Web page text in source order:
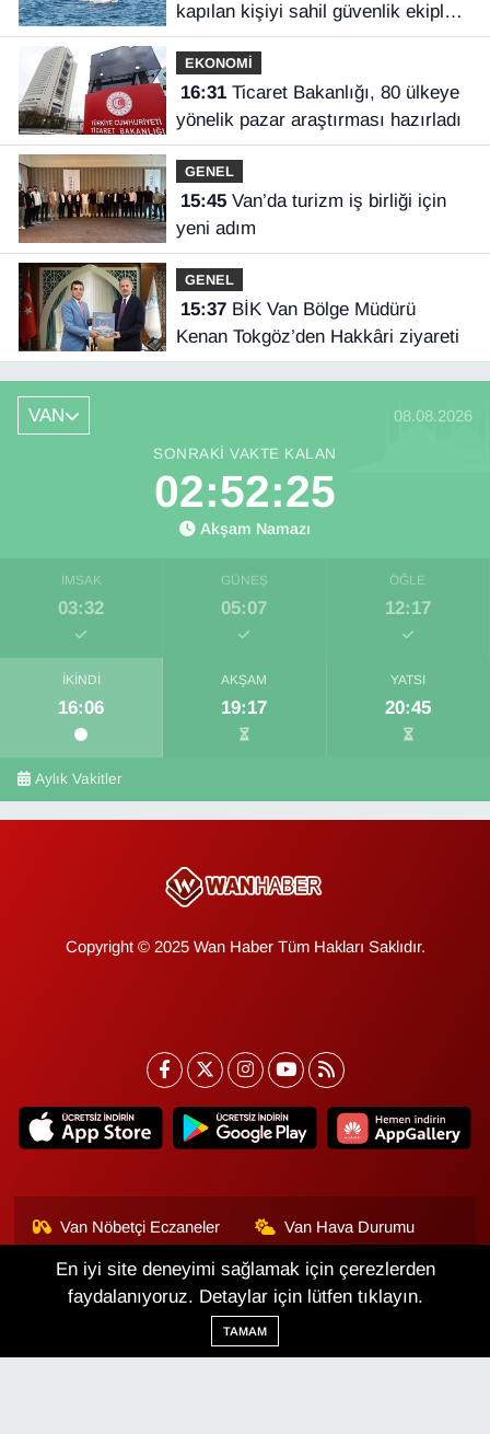
kapılan kişiyi sahil güvenlik ekipleri
kurtardı
EKONOMİ
16:31Ticaret Bakanlığı, 80 ülkeye
yönelik pazar araştırması hazırladı
GENEL
15:45Van’da turizm iş birliği için
yeni adım
GENEL
15:37BİK Van Bölge Müdürü
Kenan Tokgöz’den Hakkâri ziyareti
VAN 08.08.2026
SONRAKI VAKTE KALAN
02:52:24
Akşam Namazı
İMSAK
03:32
GÜNEŞ
05:07
ÖĞLE
12:17
İKINDI
16:06
AKŞAM
19:17
YATSI
20:45
Aylık Vakitler
Copyright © 2025 Wan Haber Tüm Hakları Saklıdır.
Van Nöbetçi Eczaneler Van Hava Durumu
Van Namaz Vakitleri
Van Trafik Yoğunluk
Haritası
Puan Durumu ve Fikstür
En iyi site deneyimi sağlamak için çerezlerden
faydalanıyoruz. Detaylar için lütfen tıklayın.
TAMAM